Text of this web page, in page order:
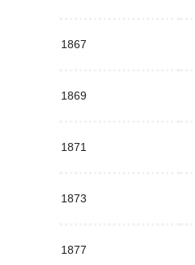
1867
1869
1871
1873
1877